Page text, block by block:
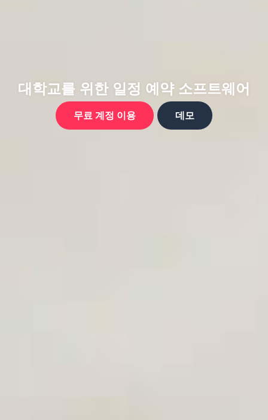
대학교를 위한 일정 예약 소프트웨어
무료 계정 이용 데모